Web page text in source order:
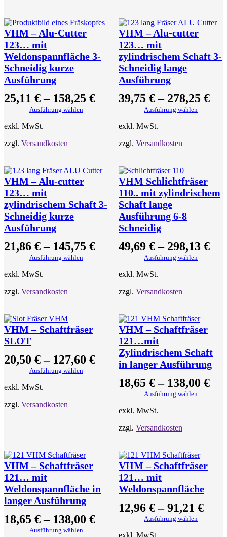
VHM – Alu-Cutter
123… mit
Weldonspannfläche 3-
Schneidig kurze
Ausführung
25,11 €– 158,25 €
Ausführung wählen
exkl. MwSt.
zzgl. Versandkosten
VHM – Alu-cutter
123… mit
zylindrischem Schaft 3-
Schneidig lange
Ausführung
39,75 €– 278,25 €
Ausführung wählen
exkl. MwSt.
zzgl. Versandkosten
VHM – Alu-cutter
123… mit
zylindrischem Schaft 3-
Schneidig kurze
Ausführung
21,86 €– 145,75 €
Ausführung wählen
exkl. MwSt.
zzgl. Versandkosten
VHM Schlichtfräser
110.. mit zylindrischem
Schaft lange
Ausführung 6-8
Schneidig
49,69 €– 298,13 €
Ausführung wählen
exkl. MwSt.
zzgl. Versandkosten
VHM – Schaftfräser
SLOT
20,50 €– 127,60 €
Ausführung wählen
exkl. MwSt.
zzgl. Versandkosten
VHM – Schaftfräser
121…mit
Zylindrischem Schaft
in langer Ausführung
18,65 €– 138,00 €
Ausführung wählen
exkl. MwSt.
zzgl. Versandkosten
VHM – Schaftfräser
121… mit
Weldonspannfläche in
langer Ausführung
18,65 €– 138,00 €
Ausführung wählen
VHM – Schaftfräser
121… mit
Weldonspannfläche
12,96 €–91,21 €
Ausführung wählen
exkl. MwSt.